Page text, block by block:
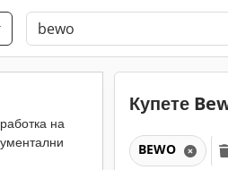
на
Купете
BEWO